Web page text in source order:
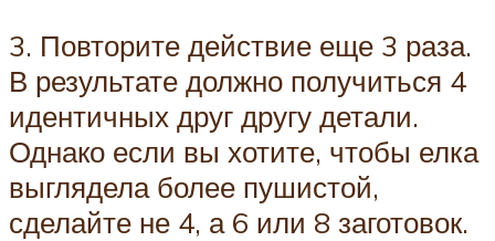
3. Повторите действие еще 3 раза.
В результате должно получиться 4
идентичных друг другу детали.
Однако если вы хотите, чтобы елка
выглядела более пушистой,
сделайте не 4, а 6 или 8 заготовок.